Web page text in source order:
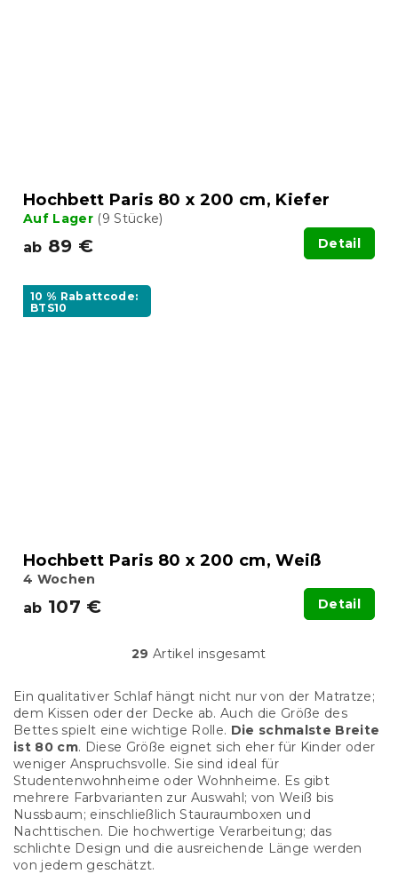
Hochbett Paris 80 x 200 cm, Kiefer
Auf Lager (9 Stücke)
ab 89 € Detail
10 % Rabattcode:
BTS10
Hochbett Paris 80 x 200 cm, Weiß
4 Wochen
ab 107 € Detail
S
e
u
e
r
e
l
e
m
e
n
29 Artikel insgesamt
Ein qualitativer Schlaf hängt nicht nur von der Matratze;
dem Kissen oder der Decke ab. Auch die Größe des
Bettes spielt eine wichtige Rolle. Die schmalste Breite
ist 80 cm. Diese Größe eignet sich eher für Kinder oder
weniger Anspruchsvolle. Sie sind ideal für
Studentenwohnheime oder Wohnheime. Es gibt
mehrere Farbvarianten zur Auswahl; von Weiß bis
Nussbaum; einschließlich Stauraumboxen und
Nachttischen. Die hochwertige Verarbeitung; das
schlichte Design und die ausreichende Länge werden
von jedem geschätzt.